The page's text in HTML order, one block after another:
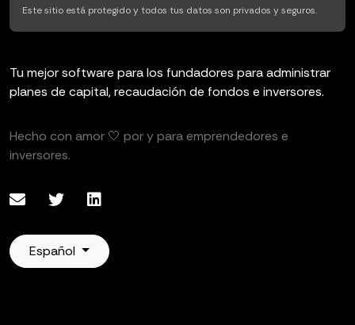
Este sitio está protegido y todos tus datos son privados y seguros.
Tu mejor software para los fundadores para administrar
planes de capital, recaudación de fondos e inversores.
Hecho con amor 🤍 por y para emprendedores e
inversores.
Español